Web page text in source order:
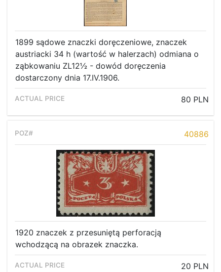
1899 sądowe znaczki doręczeniowe, znaczek
austriacki 34 h (wartość w halerzach) odmiana o
ząbkowaniu ZL12½ - dowód doręczenia
dostarczony dnia 17.IV.1906.
80 PLN
40886
1920 znaczek z przesuniętą perforacją
wchodzącą na obrazek znaczka.
20 PLN